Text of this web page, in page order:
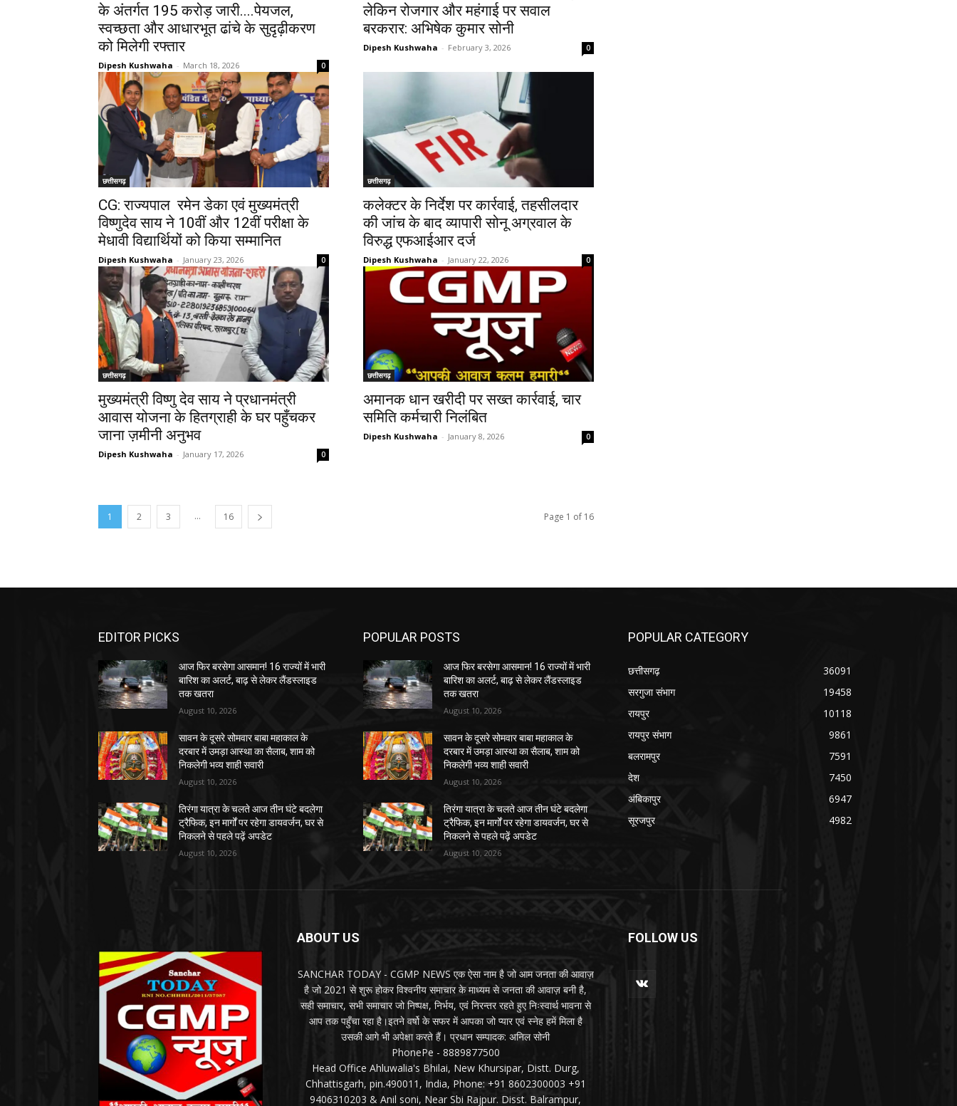
के अंतर्गत 195 करोड़ जारी....पेयजल,
स्वच्छता और आधारभूत ढांचे के सुदृढ़ीकरण
को मिलेगी रफ्तार
Dipesh Kushwaha - March 18, 2026 0
लेकिन रोजगार और महंगाई पर सवाल
बरकरार: अभिषेक कुमार सोनी
Dipesh Kushwaha - February 3, 2026 0
छत्तीसगढ़
CG: राज्यपाल रमेन डेका एवं मुख्यमंत्री
विष्णुदेव साय ने 10वीं और 12वीं परीक्षा के
मेधावी विद्यार्थियों को किया सम्मानित
Dipesh Kushwaha - January 23, 2026 0
छत्तीसगढ़
कलेक्टर के निर्देश पर कार्रवाई, तहसीलदार
की जांच के बाद व्यापारी सोनू अग्रवाल के
विरुद्ध एफआईआर दर्ज
Dipesh Kushwaha - January 22, 2026 0
छत्तीसगढ़
मुख्यमंत्री विष्णु देव साय ने प्रधानमंत्री
आवास योजना के हितग्राही के घर पहुँचकर
जाना ज़मीनी अनुभव
Dipesh Kushwaha - January 17, 2026 0
छत्तीसगढ़
अमानक धान खरीदी पर सख्त कार्रवाई, चार
समिति कर्मचारी निलंबित
Dipesh Kushwaha - January 8, 2026 0
1 2 3 ... 16 Page 1 of 16
EDITOR PICKS
आज फिर बरसेगा आसमान! 16 राज्यों में भारी
बारिश का अलर्ट, बाढ़ से लेकर लैंडस्लाइड
तक खतरा
August 10, 2026
सावन के दूसरे सोमवार बाबा महाकाल के
दरबार में उमड़ा आस्था का सैलाब, शाम को
निकलेगी भव्य शाही सवारी
August 10, 2026
तिरंगा यात्रा के चलते आज तीन घंटे बदलेगा
ट्रैफिक, इन मार्गों पर रहेगा डायवर्जन, घर से
निकलने से पहले पढ़ें अपडेट
August 10, 2026
POPULAR POSTS
आज फिर बरसेगा आसमान! 16 राज्यों में भारी
बारिश का अलर्ट, बाढ़ से लेकर लैंडस्लाइड
तक खतरा
August 10, 2026
सावन के दूसरे सोमवार बाबा महाकाल के
दरबार में उमड़ा आस्था का सैलाब, शाम को
निकलेगी भव्य शाही सवारी
August 10, 2026
तिरंगा यात्रा के चलते आज तीन घंटे बदलेगा
ट्रैफिक, इन मार्गों पर रहेगा डायवर्जन, घर से
निकलने से पहले पढ़ें अपडेट
August 10, 2026
POPULAR CATEGORY
छत्तीसगढ़
36091
सरगुजा संभाग
19458
रायपुर
10118
रायपुर संभाग
9861
बलरामपुर
7591
देश
7450
अंबिकापुर
6947
सूरजपुर
4982
ABOUT US
SANCHAR TODAY - CGMP NEWS एक ऐसा नाम है जो आम जनता की आवाज़
है जो 2021 से शुरू होकर विश्वनीय समाचार के माध्यम से जनता की आवाज़ बनी है,
सही समाचार, सभी समाचार जो निष्पक्ष, निर्भय, एवं निरन्तर रहते हुए निःस्वार्थ भावना से
आप तक पहुँचा रहा है।इतने वर्षो के सफर में आपका जो प्यार एवं स्नेह हमें मिला है
उसकी आगे भी अपेक्षा करते हैं। प्रधान सम्पादक: अनिल सोनी
PhonePe - 8889877500
Head Office Ahluwalia's Bhilai, New Khursipar, Distt. Durg,
Chhattisgarh, pin.490011, India, Phone: +91 8602300003 +91
9406310203 & Anil soni, Near Sbi Rajpur. Disst. Balrampur,
FOLLOW US